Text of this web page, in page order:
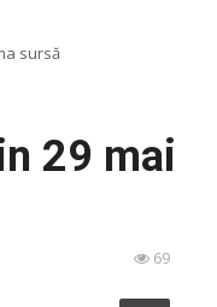
sursă
29 mai
69